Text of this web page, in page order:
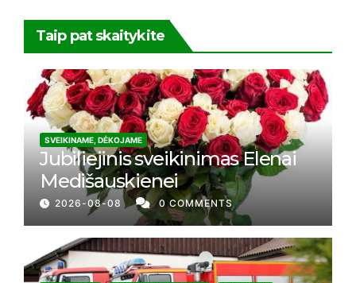
Taip pat skaitykite
SVEIKINAME, DĖKOJAME
Jubiliejinis sveikinimas Elenai
Medišauskienei
2026-08-08 0 COMMENTS